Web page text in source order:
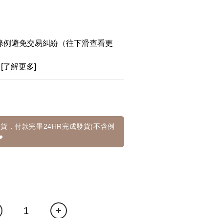
例避免交易糾紛（往下滑查看更
了解更多]
，付款完畢24HR完成發貨(不含例